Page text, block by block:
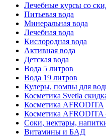
Лечебные курсы со
Питьевая вода
Минеральная вода
Лечебная вода
Кислородная вода
Активная вода
Детская вода
Вода 5 литров
Вода 19 литров
Кулеры, помпы для
Косметика Svetla
Косметика AFRODITA
Косметика AFRODITA
Соки, нектары,
Витамины и БАД